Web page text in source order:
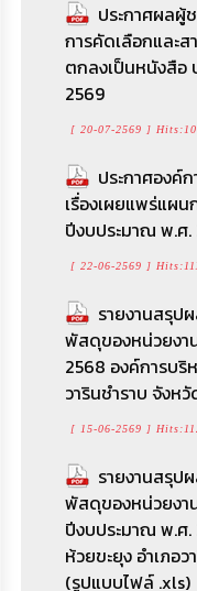
ประกาศผลผู้
การคัดเลือกและ
ตกลงเป็นหนังสือ
2569
[ 20-07-2569 ]
ประกาศองค์
เรื่องเผยแพร่แผน
ปีงบประมาณ พ.ศ.
[ 22-06-2569 ]
รายงานสรุป
พัสดุของหน่วยงา
2568 องค์การบริ
วารินชำราบ จังห
[ 15-06-2569 ]
รายงานสรุป
พัสดุของหน่วยงา
ปีงบประมาณ พ.ศ.
ห้วยขะยุง อำเภอ
(รูปแบบไฟล์ .xls)